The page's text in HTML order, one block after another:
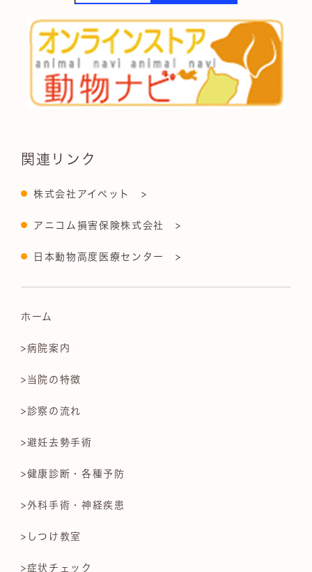
関連リンク
株式会社アイペット >
アニコム損害保険株式会社 >
日本動物高度医療センター >
ホーム
>病院案内
>当院の特徴
>診察の流れ
>避妊去勢手術
>健康診断・各種予防
>外科手術・神経疾患
>しつけ教室
>症状チェック